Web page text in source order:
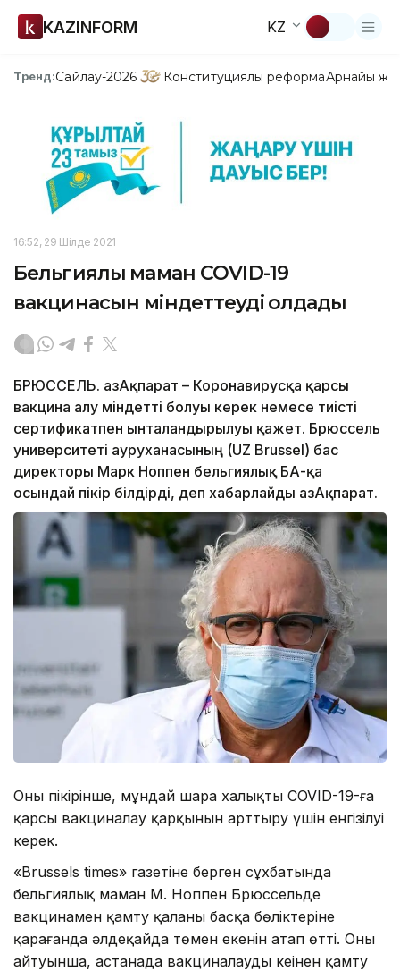
KAZINFORM KZ
Тренд:Сайлау-2026 Конституциялық реформаАрнайы
16:52, 29 Шілде 2021
Бельгиялық маман COVID-19
вакцинасын міндеттеуді қолдады
БРЮССЕЛЬ. ҚазАқпарат – Коронавирусқа қарсы
вакцина алу міндетті болуы керек немесе тиісті
сертификатпен ынталандырылуы қажет. Брюссель
университеті ауруханасының (UZ Brussel) бас
директоры Марк Ноппен бельгиялық БАҚ-қа
осындай пікір білдірді, деп хабарлайды ҚазАқпарат.
Оның пікірінше, мұндай шара халықты COVID-19-ға
қарсы вакциналау қарқынын арттыру үшін енгізілуі
керек.
«Brussels times» газетіне берген сұхбатында
бельгиялық маман М. Ноппен Брюссельде
вакцинамен қамту қаланың басқа бөліктеріне
қарағанда әлдеқайда төмен екенін атап өтті. Оның
айтуынша, астанада вакциналауды кеңінен қамту